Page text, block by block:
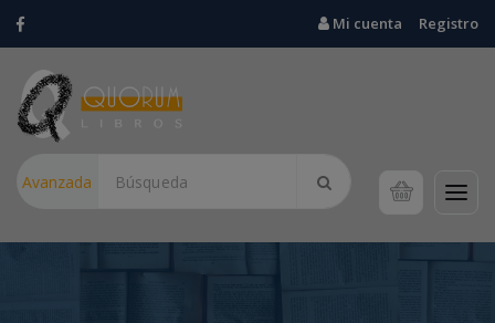
Mi cuenta Registro
Avanzada